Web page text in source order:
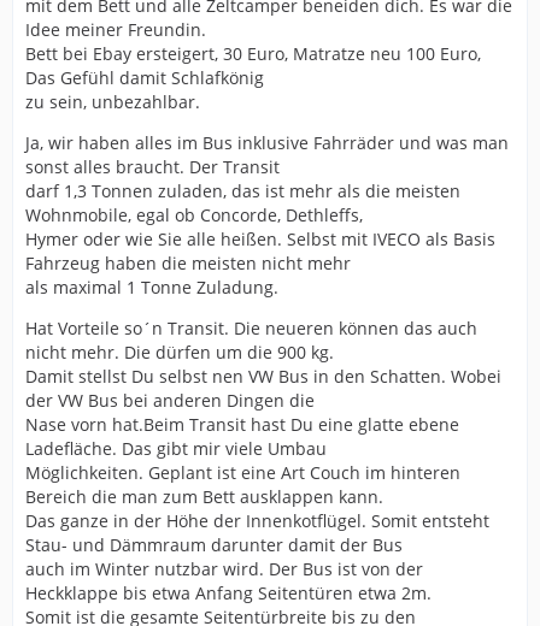
mit dem Bett und alle Zeltcamper beneiden dich. Es war die
Idee meiner Freundin.
Bett bei Ebay ersteigert, 30 Euro, Matratze neu 100 Euro,
Das Gefühl damit Schlafkönig
zu sein, unbezahlbar.
Ja, wir haben alles im Bus inklusive Fahrräder und was man
sonst alles braucht. Der Transit
darf 1,3 Tonnen zuladen, das ist mehr als die meisten
Wohnmobile, egal ob Concorde, Dethleffs,
Hymer oder wie Sie alle heißen. Selbst mit IVECO als Basis
Fahrzeug haben die meisten nicht mehr
als maximal 1 Tonne Zuladung.
Hat Vorteile so´n Transit. Die neueren können das auch
nicht mehr. Die dürfen um die 900 kg.
Damit stellst Du selbst nen VW Bus in den Schatten. Wobei
der VW Bus bei anderen Dingen die
Nase vorn hat.Beim Transit hast Du eine glatte ebene
Ladefläche. Das gibt mir viele Umbau
Möglichkeiten. Geplant ist eine Art Couch im hinteren
Bereich die man zum Bett ausklappen kann.
Das ganze in der Höhe der Innenkotflügel. Somit entsteht
Stau- und Dämmraum darunter damit der Bus
auch im Winter nutzbar wird. Der Bus ist von der
Heckklappe bis etwa Anfang Seitentüren etwa 2m.
Somit ist die gesamte Seitentürbreite bis zu den